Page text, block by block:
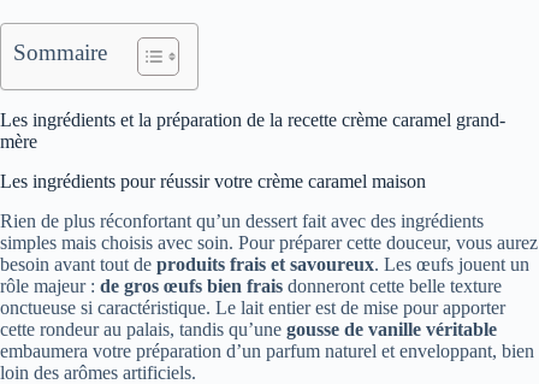
Sommaire
Les ingrédients et la préparation de la recette crème caramel grand-
mère
Les ingrédients pour réussir votre crème caramel maison
Rien de plus réconfortant qu’un dessert fait avec des ingrédients
simples mais choisis avec soin. Pour préparer cette douceur, vous aurez
besoin avant tout de produits frais et savoureux. Les œufs jouent un
rôle majeur : de gros œufs bien frais donneront cette belle texture
onctueuse si caractéristique. Le lait entier est de mise pour apporter
cette rondeur au palais, tandis qu’une gousse de vanille véritable
embaumera votre préparation d’un parfum naturel et enveloppant, bien
loin des arômes artificiels.